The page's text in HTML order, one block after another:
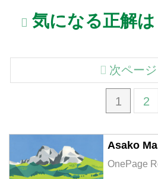
気になる正解
1 2
次ページ
Asako
OnePage